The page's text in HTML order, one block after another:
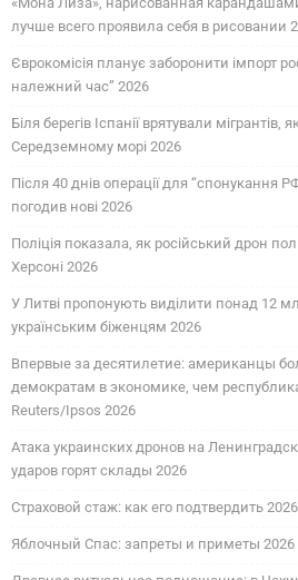
лучше всего проявила себя в рисовании
Єврокомісія планує заборонити імпорт
належний час” 2026
Біля берегів Іспанії врятували
Середземному морі 2026
Після 40 днів операції для “спонукання
погодив нові 2026
Поліція показала, як російський дрон
Херсоні 2026
У Литві пропонують виділити понад 12
українським біженцям 2026
Впервые за десятилетие: американцы
демократам в экономике, чем
Reuters/Ipsos 2026
Атака украинских дронов на
ударов горят склады 2026
Страховой стаж: как его подтвердить 2026
Яблочный Спас: запреты и приметы 2026